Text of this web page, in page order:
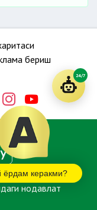
бериш
нодавлат
ёрдам керакми?
24/7